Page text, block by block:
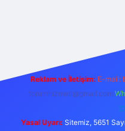
Reklam ve İletişim: E-mail:
forumhizmeti@gmail.com
Yasal Uyarı: Sitemiz, 5651